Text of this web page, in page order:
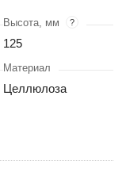
Высота, мм ?
125
Материал
Целлюлоза